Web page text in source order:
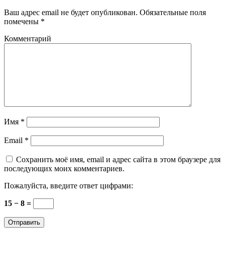
Ваш адрес email не будет опубликован. Обязательные поля
помечены *
Комментарий
Имя *
Email *
Сохранить моё имя, email и адрес сайта в этом браузере для
последующих моих комментариев.
Пожалуйста, введите ответ цифрами:
15 − 8 =